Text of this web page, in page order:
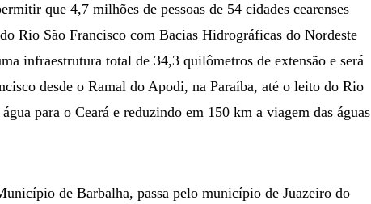
que 4,7 milhões de pessoas de 54 cidades cearenses
Rio São Francisco com Bacias Hidrográficas do Nordeste
infraestrutura total de 34,3 quilômetros de extensão e será
desde o Ramal do Apodi, na Paraíba, até o leito do Rio
para o Ceará e reduzindo em 150 km a viagem das águas
de Barbalha, passa pelo município de Juazeiro do